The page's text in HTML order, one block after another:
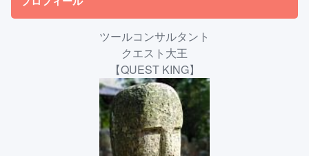
ツールコンサルタント
クエスト大王
【QUEST KING】